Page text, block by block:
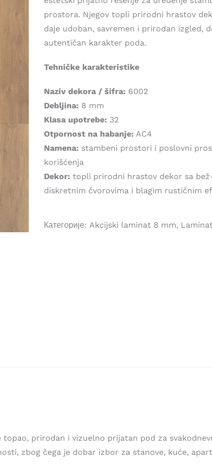
1.999,00 рсд.
prostora. Njegov topli prirodni hrastov
daje udoban, savremen i prirodan izgled,
autentičan karakter poda.
Tehničke karakteristike
Naziv dekora / šifra: 6002
Debljina: 8 mm
Klasa upotrebe: 32
Otpornost na habanje: AC4
Namena: stambeni prostori i poslovni
korišćenja
Dekor: topli prirodni hrastov dekor sa
diskretnim čvorovima i blagim rustičnim
Категорије: Akcijski laminat 8 mm,
prirodan i vizuelno prijatan pod za
zbog čega je dobar izbor za stanove, kuće,